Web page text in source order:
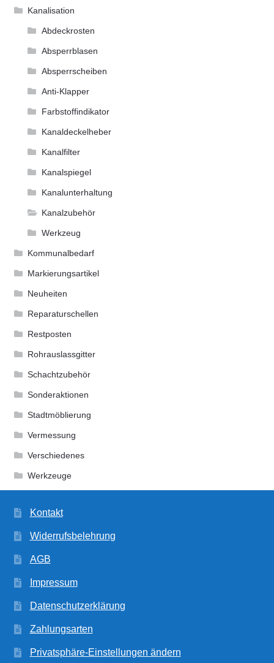
Kanalisation
Abdeckrosten
Absperrblasen
Absperrscheiben
Anti-Klapper
Farbstoffindikator
Kanaldeckelheber
Kanalfilter
Kanalspiegel
Kanalunterhaltung
Kanalzubehör
Werkzeug
Kommunalbedarf
Markierungsartikel
Neuheiten
Reparaturschellen
Restposten
Rohrauslassgitter
Schachtzubehör
Sonderaktionen
Stadtmöblierung
Vermessung
Verschiedenes
Werkzeuge
Kontakt
Widerrufsbelehrung
AGB
Impressum
Datenschutzerklärung
Zahlungsarten
Privatsphäre-Einstellungen ändern